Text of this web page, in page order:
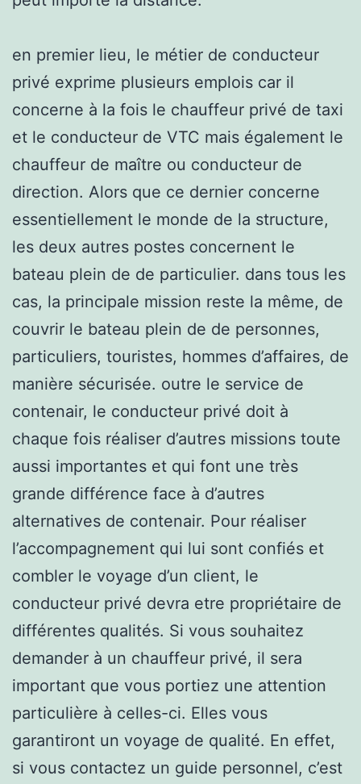
en premier lieu, le métier de conducteur
privé exprime plusieurs emplois car il
concerne à la fois le chauffeur privé de taxi
et le conducteur de VTC mais également le
chauffeur de maître ou conducteur de
direction. Alors que ce dernier concerne
essentiellement le monde de la structure,
les deux autres postes concernent le
bateau plein de de particulier. dans tous les
cas, la principale mission reste la même, de
couvrir le bateau plein de de personnes,
particuliers, touristes, hommes d’affaires, de
manière sécurisée. outre le service de
contenair, le conducteur privé doit à
chaque fois réaliser d’autres missions toute
aussi importantes et qui font une très
grande différence face à d’autres
alternatives de contenair. Pour réaliser
l’accompagnement qui lui sont confiés et
combler le voyage d’un client, le
conducteur privé devra etre propriétaire de
différentes qualités. Si vous souhaitez
demander à un chauffeur privé, il sera
important que vous portiez une attention
particulière à celles-ci. Elles vous
garantiront un voyage de qualité. En effet,
si vous contactez un guide personnel, c’est